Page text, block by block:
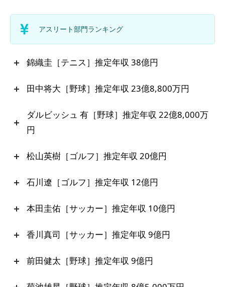
アスリート部門ランキング
錦織圭［テニス］推定年収 38億円
田中将大［野球］推定年収 23億8,800万円
ダルビッシュ 有［野球］推定年収 22億8,000万
円
松山英樹［ゴルフ］推定年収 20億円
石川遼［ゴルフ］推定年収 12億円
本田圭佑［サッカー］推定年収 10億円
香川真司［サッカー］推定年収 9億円
前田健太［野球］推定年収 9億円